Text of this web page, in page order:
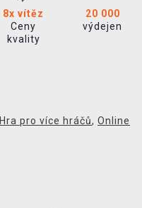
8x vítěz
Ceny
kvality
20 000
výdejen
Hra pro více hráčů, Online